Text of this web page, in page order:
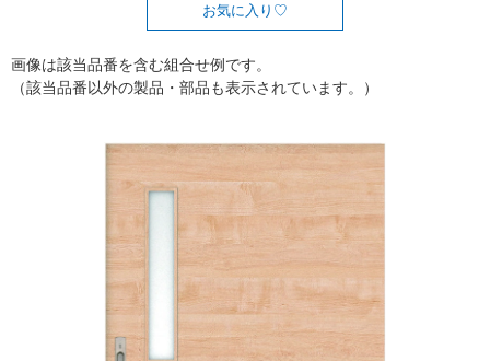
お気に入り
画像は該当品番を含む組合せ例です。
（該当品番以外の製品・部品も表示されています。）